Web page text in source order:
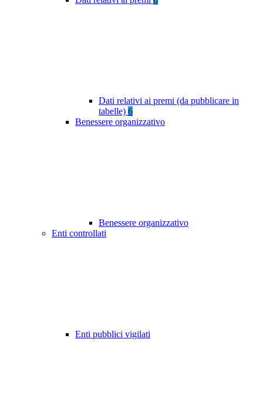
Dati relativi ai premi (da pubblicare in
tabelle) 6
Benessere organizzativo
Benessere organizzativo
Enti controllati
Enti pubblici vigilati